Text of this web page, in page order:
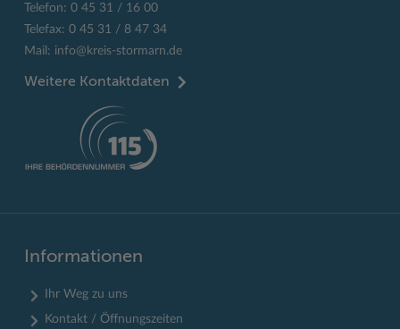
Telefon: 0 45 31 / 16 00
Telefax: 0 45 31 / 8 47 34
Mail: info@kreis-stormarn.de
Weitere Kontaktdaten
Informationen
Ihr Weg zu uns
Kontakt / Öffnungszeiten